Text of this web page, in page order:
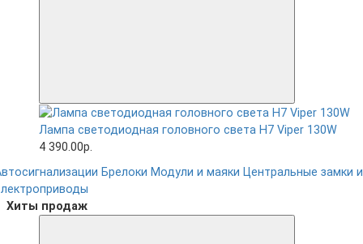
Лампа светодиодная головного света H7 Viper 130W
4 390.00р.
Брелоки Модули и маяки Центральные замки и
Хиты продаж